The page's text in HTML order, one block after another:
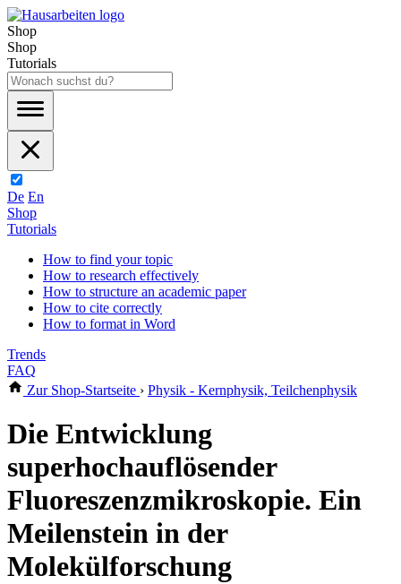
Shop
Shop
Tutorials
De En
Shop
Tutorials
How to find your topic
How to research effectively
How to structure an academic paper
How to cite correctly
How to format in Word
Trends
FAQ
Zur Shop-Startseite › Physik - Kernphysik, Teilchenphysik
Die Entwicklung
superhochauflösender
Fluoreszenzmikroskopie. Ein
Meilenstein in der
Molekülforschung